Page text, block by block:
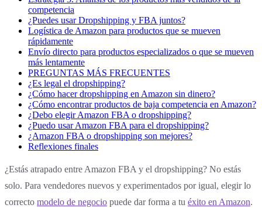
competencia
¿Puedes usar Dropshipping y FBA juntos?
Logística de Amazon para productos que se mueven
rápidamente
Envío directo para productos especializados o que se mueven
más lentamente
PREGUNTAS MÁS FRECUENTES
¿Es legal el dropshipping?
¿Cómo hacer dropshipping en Amazon sin dinero?
¿Cómo encontrar productos de baja competencia en Amazon?
¿Debo elegir Amazon FBA o dropshipping?
¿Puedo usar Amazon FBA para el dropshipping?
¿Amazon FBA o dropshipping son mejores?
Reflexiones finales
¿Estás atrapado entre Amazon FBA y el dropshipping? No estás
solo. Para vendedores nuevos y experimentados por igual, elegir lo
correcto modelo de negocio puede dar forma a tu éxito en Amazon.